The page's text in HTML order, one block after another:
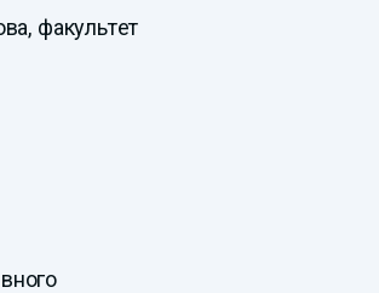
факультет